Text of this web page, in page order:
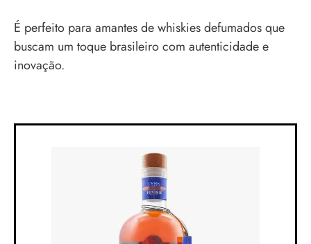
É perfeito para amantes de whiskies defumados que
buscam um toque brasileiro com autenticidade e
inovação.